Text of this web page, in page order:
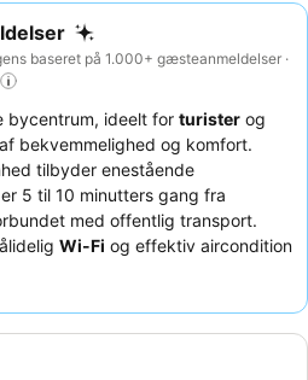
baseret på 1.000+ gæsteanmeldelser ·
bycentrum, ideelt for turister og
bekvemmelighed og komfort.
tilbyder enestående
5 til 10 minutters gang fra
med offentlig transport.
Wi-Fi og effektiv aircondition
om et værelse med udsigt til